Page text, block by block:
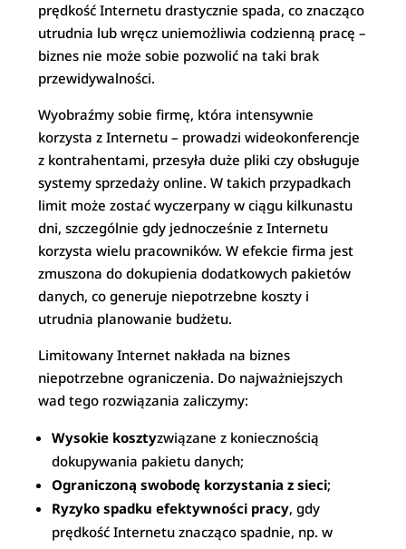
prędkość Internetu drastycznie spada, co znacząco
utrudnia lub wręcz uniemożliwia codzienną pracę –
biznes nie może sobie pozwolić na taki brak
przewidywalności.
Wyobraźmy sobie firmę, która intensywnie
korzysta z Internetu – prowadzi wideokonferencje
z kontrahentami, przesyła duże pliki czy obsługuje
systemy sprzedaży online. W takich przypadkach
limit może zostać wyczerpany w ciągu kilkunastu
dni, szczególnie gdy jednocześnie z Internetu
korzysta wielu pracowników. W efekcie firma jest
zmuszona do dokupienia dodatkowych pakietów
danych, co generuje niepotrzebne koszty i
utrudnia planowanie budżetu.
Limitowany Internet nakłada na biznes
niepotrzebne ograniczenia. Do najważniejszych
wad tego rozwiązania zaliczymy:
Wysokie kosztyzwiązane z koniecznością
dokupywania pakietu danych;
Ograniczoną swobodę korzystania z sieci;
Ryzyko spadku efektywności pracy, gdy
prędkość Internetu znacząco spadnie, np. w